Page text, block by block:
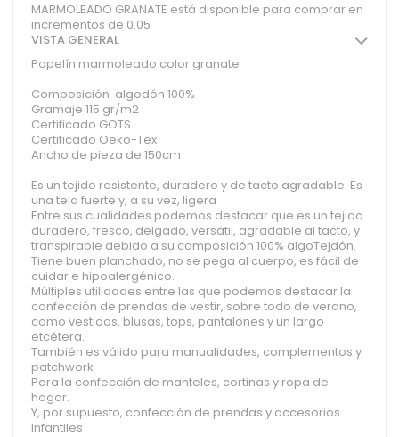
MARMOLEADO GRANATE está disponible para comprar en
incrementos de 0.05
VISTA GENERAL
Popelín marmoleado color granate
Composición algodón 100%
Gramaje 115 gr/m2
Certificado GOTS
Certificado Oeko-Tex
Ancho de pieza de 150cm
Es un tejido resistente, duradero y de tacto agradable. Es
una tela fuerte y, a su vez, ligera
Entre sus cualidades podemos destacar que es un tejido
duradero, fresco, delgado, versátil, agradable al tacto, y
transpirable debido a su composición 100% algoTejdón.
Tiene buen planchado, no se pega al cuerpo, es fácil de
cuidar e hipoalergénico.
Múltiples utilidades entre las que podemos destacar la
confección de prendas de vestir, sobre todo de verano,
como vestidos, blusas, tops, pantalones y un largo
etcétera.
También es válido para manualidades, complementos y
patchwork
Para la confección de manteles, cortinas y ropa de
hogar.
Y, por supuesto, confección de prendas y accesorios
infantiles